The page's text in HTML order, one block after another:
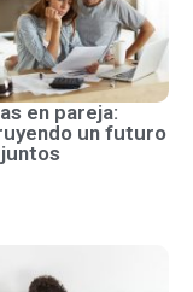
en pareja:
un futuro